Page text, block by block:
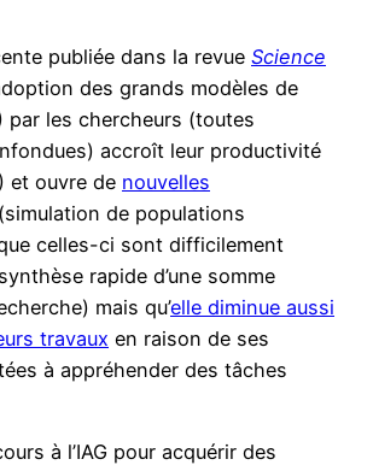
publiée dans la revue Science
des grands modèles de
par les chercheurs (toutes
accroît leur productivité
et ouvre de nouvelles
(simulation de populations
celles-ci sont difficilement
rapide d’une somme
mais qu’elle diminue aussi
travaux en raison de ses
à appréhender des tâches
à l’IAG pour acquérir des